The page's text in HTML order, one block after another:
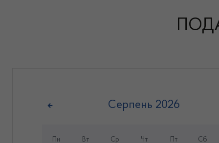
Серпень 2026
Пн Вт Ср Чт Пт Сб